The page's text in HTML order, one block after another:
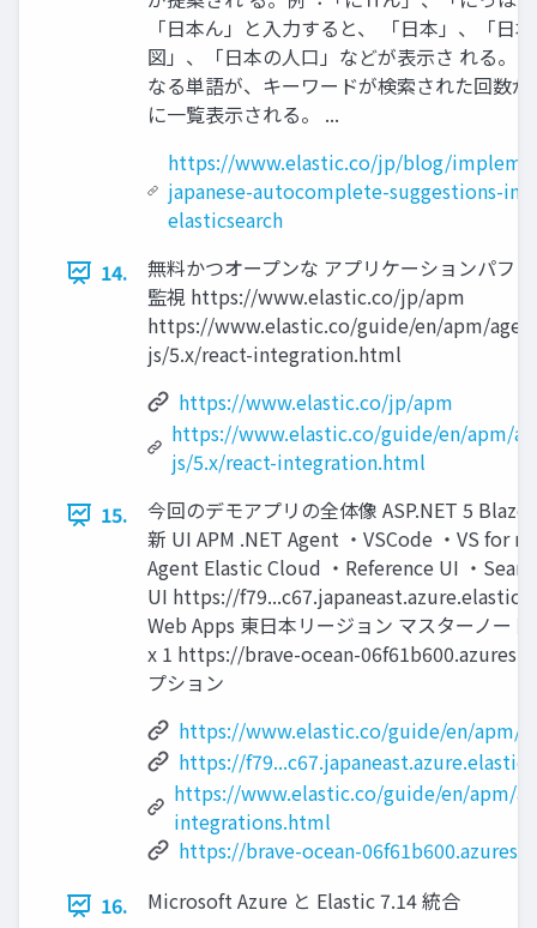
「⽇本ん」と⼊⼒すると、 「⽇本」、「⽇
図」、「⽇本の⼈⼝」などが表⽰さ れる。 •
なる単語が、キーワードが検索された回数が
に⼀覧表⽰される。 ...
https://www.elastic.co/jp/blog/
japanese-autocomplete-suggestions-in-
elasticsearch
14.
無料かつオープンな アプリケーションパフ
監視 https://www.elastic.co/jp/apm
https://www.elastic.co/guide/en/apm/
js/5.x/react-integration.html
https://www.elastic.co/jp/apm
https://www.elastic.co/guide/en/apm/
js/5.x/react-integration.html
15.
今回のデモアプリの全体像 ASP.NET 5
新 UI APM .NET Agent ・VSCode ・VS for
Agent Elastic Cloud ・Reference UI ・
UI https://
Web Apps 東⽇本リージョン マスターノー
x 1 https://brave-ocean-
プション
https://www.elastic.co/guide/en/apm/
https://
https://www.elastic.co/guide/en/apm/
integrations.html
https://brave-ocean-
16.
Microsoft Azure と Elastic 7.14 統合